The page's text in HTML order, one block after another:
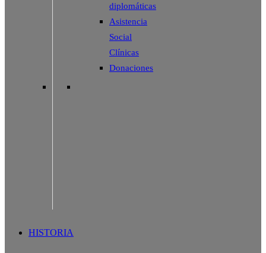
diplomáticas
Asistencia
Social
Clínicas
Donaciones
HISTORIA